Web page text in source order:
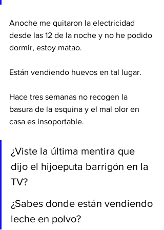
Anoche me quitaron la electricidad
desde las 12 de la noche y no he podido
dormir, estoy matao.
Están vendiendo huevos en tal lugar.
Hace tres semanas no recogen la
basura de la esquina y el mal olor en
casa es insoportable.
¿Viste la última mentira que
dijo el hijoeputa barrigón en la
TV?
¿Sabes donde están vendiendo
leche en polvo?